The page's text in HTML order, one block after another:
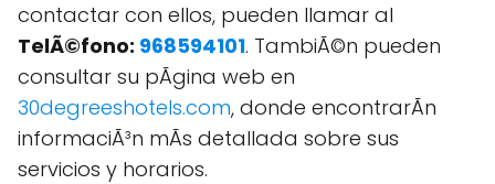
contactar con ellos, pueden llamar al
TelÃ©fono: 968594101. TambiÃ©n pueden
consultar su pÃgina web en
30degreeshotels.com, donde encontrarÃn
informaciÃ³n mÃs detallada sobre sus
servicios y horarios.